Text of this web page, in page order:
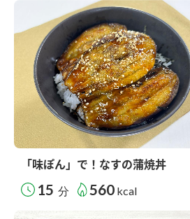
「味ぽん」で！なすの蒲焼丼
15 分 560 kcal